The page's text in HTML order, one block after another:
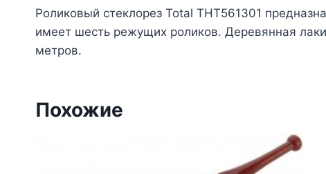
Роликовый стеклорез Total THT561301
имеет шесть режущих роликов. Деревянная
метров.
Похожие